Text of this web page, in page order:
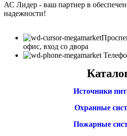
АС Лидер - ваш партнер в
надежности!
офис, вход со двора
Источники
Охранные
Пожарные